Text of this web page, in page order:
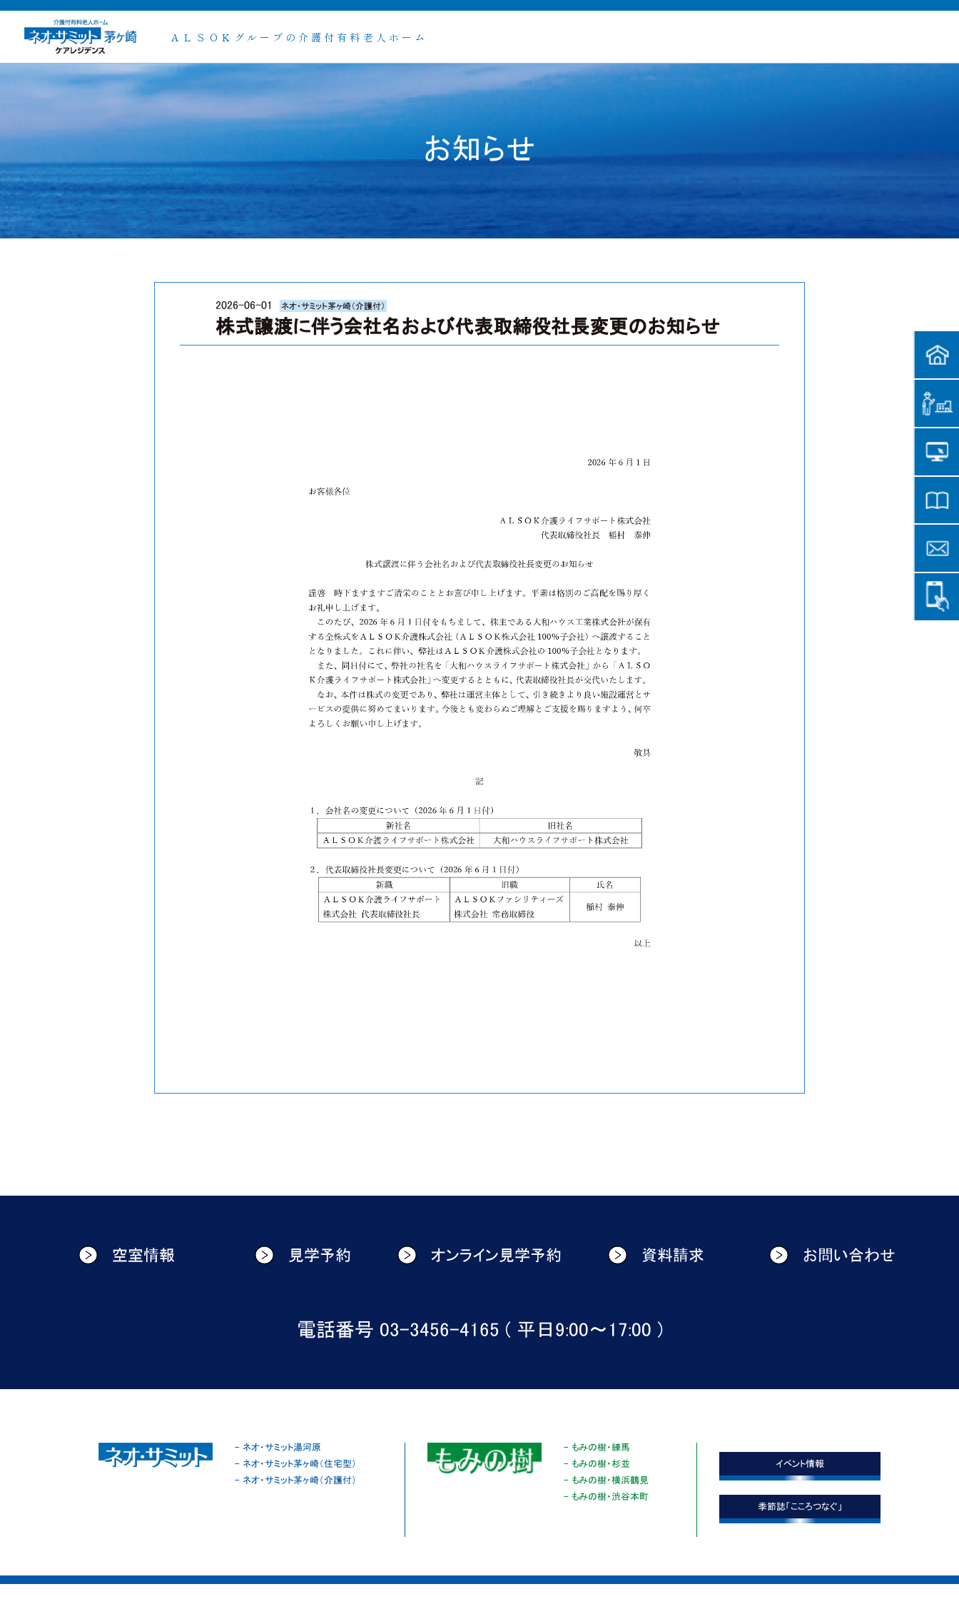
ＡＬＳＯＫグループの介護付有料老人ホーム
お知らせ
2026-06-01 ネオ・サミット茅ヶ崎（介護付）
株式譲渡に伴う会社名および代表取締役社長変更のお知らせ
空室情報 見学予約 オンライン見学予約 資料請求 お問い合わせ
電話番号 03-3456-4165 ( 平日9:00〜17:00 )
- ネオ・サミット湯河原
- ネオ・サミット茅ヶ崎（住宅型）
- ネオ・サミット茅ヶ崎（介護付）
- もみの樹・練馬
- もみの樹・杉並
- もみの樹・横浜鶴見
- もみの樹・渋谷本町
イベント情報
季節誌「こころつなぐ」